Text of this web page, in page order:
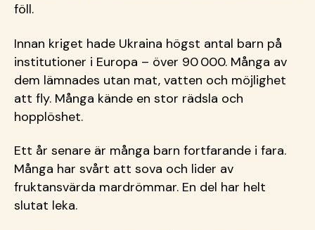
föll.
Innan kriget hade Ukraina högst antal barn på
institutioner i Europa – över 90 000. Många av
dem lämnades utan mat, vatten och möjlighet
att fly. Många kände en stor rädsla och
hopplöshet.
Ett år senare är många barn fortfarande i fara.
Många har svårt att sova och lider av
fruktansvärda mardrömmar. En del har helt
slutat leka.